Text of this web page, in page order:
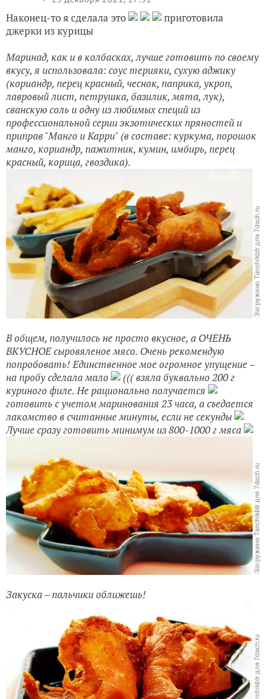
Наконец-то я сделала это
приготовила
джерки из курицы
Маринад, как и в колбасках, лучше готовить по своему
вкусу, я использовала: соус терияки, сухую аджику
(кориандр, перец красный, чеснок, паприка, укроп,
лавровый лист, петрушка, базилик, мята, лук),
сванскую соль и одну из любимых специй из
профессиональной серии экзотических пряностей и
приправ "Манго и Карри" (в составе: куркума, порошок
манго, кориандр, пажитник, кумин, имбирь, перец
красный, корица, гвоздика).
В общем, получилось не просто вкусное, а ОЧЕНЬ
ВКУСНОЕ сыровяленое мясо. Очень рекомендую
попробовать! Единственное мое огромное упущение –
на пробу сделала мало
((( взяла буквально 200 г
куриного филе. Не рационально получается
готовить с учетом маринования 23 часа, а съедается
лакомство в считанные минуты, если не секунды
Лучше сразу готовить минимум из 800-1000 г мяса
Закуска – пальчики оближешь!